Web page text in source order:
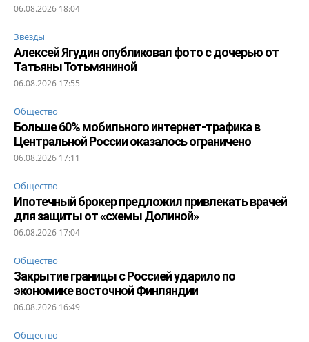
06.08.2026 18:04
Звезды
Алексей Ягудин опубликовал фото с дочерью от
Татьяны Тотьмяниной
06.08.2026 17:55
Общество
Больше 60% мобильного интернет-трафика в
Центральной России оказалось ограничено
06.08.2026 17:11
Общество
Ипотечный брокер предложил привлекать врачей
для защиты от «схемы Долиной»
06.08.2026 17:04
Общество
Закрытие границы с Россией ударило по
экономике восточной Финляндии
06.08.2026 16:49
Общество